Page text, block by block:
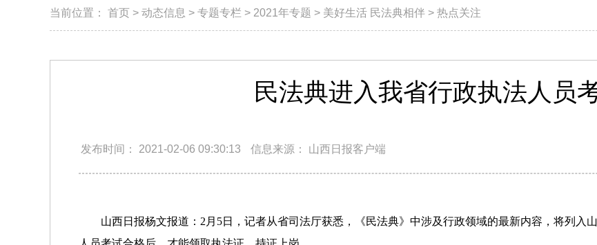
当前位置： 首页 > 动态信息 > 专题专栏 > 2021年专题 > 美好生活 民法典相伴 > 热点关注
民法典进入我省行政执法人员
发布时间： 2021-02-06 09:30:13 信息来源： 山西日报客户端
山西日报杨文报道：2月5日，记者从省司法厅获悉，《民法典》中涉及行政领域的最新内容，将列入